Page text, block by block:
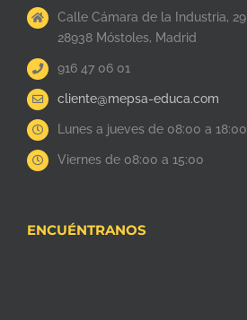
Calle Cámara de la Industria, 29
28938 Móstoles, Madrid
916 47 06 01
cliente@mepsa-educa.com
Lunes a jueves de 08:00 a 18:00
Viernes de 08:00 a 15:00
ENCUÉNTRANOS